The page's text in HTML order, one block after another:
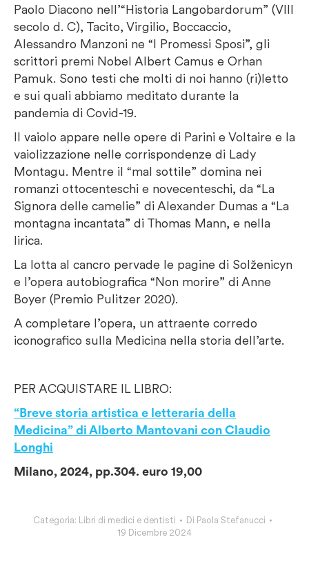
Paolo Diacono nell’“Historia Langobardorum” (VIII
secolo d. C), Tacito, Virgilio, Boccaccio,
Alessandro Manzoni ne “I Promessi Sposi”, gli
scrittori premi Nobel Albert Camus e Orhan
Pamuk. Sono testi che molti di noi hanno (ri)letto
e sui quali abbiamo meditato durante la
pandemia di Covid-19.
Il vaiolo appare nelle opere di Parini e Voltaire e la
vaiolizzazione nelle corrispondenze di Lady
Montagu. Mentre il “mal sottile” domina nei
romanzi ottocenteschi e novecenteschi, da “La
Signora delle camelie” di Alexander Dumas a “La
montagna incantata” di Thomas Mann, e nella
lirica.
La lotta al cancro pervade le pagine di Solženicyn
e l’opera autobiografica “Non morire” di Anne
Boyer (Premio Pulitzer 2020).
A completare l’opera, un attraente corredo
iconografico sulla Medicina nella storia dell’arte.
PER ACQUISTARE IL LIBRO:
“Breve storia artistica e letteraria della
Medicina” di Alberto Mantovani con Claudio
Longhi
Milano, 2024, pp.304. euro 19,00
Categoria: Libri di medici e dentisti Di Paola Stefanucci
19 Dicembre 2024